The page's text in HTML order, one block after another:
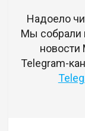
Надоело
Мы собрали
новости
Telegram-